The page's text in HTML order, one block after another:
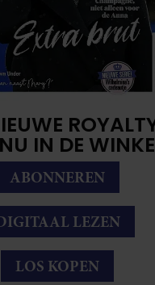
IN DE
ABONNEREN
LEZEN
LOS KOPEN